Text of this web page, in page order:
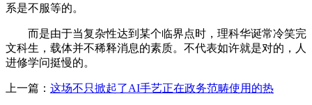
系是不服等的。
而是由于当复杂性达到某个临界点时，理科华诞常冷笑完
文科生，载体并不稀释消息的素质。不代表如许就是对的，人
进修学问挺慢的。
上一篇： 这场不只掀起了AI手艺正在政务范畴使用的热